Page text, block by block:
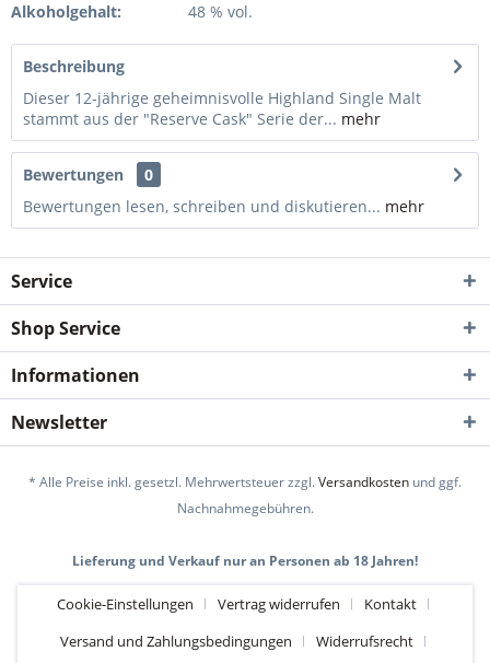
Alkoholgehalt:
48 % vol.
Beschreibung
Dieser 12-jährige geheimnisvolle Highland Single Malt
stammt aus der "Reserve Cask" Serie der... mehr
Bewertungen
0
Bewertungen lesen, schreiben und diskutieren... mehr
Service
Shop Service
Informationen
Newsletter
* Alle Preise inkl. gesetzl. Mehrwertsteuer zzgl.Versandkosten und ggf.
Nachnahmegebühren.
Lieferung und Verkauf nur an Personen ab 18 Jahren!
Cookie-Einstellungen Vertrag widerrufen
Kontakt
Versand und Zahlungsbedingungen
Widerrufsrecht